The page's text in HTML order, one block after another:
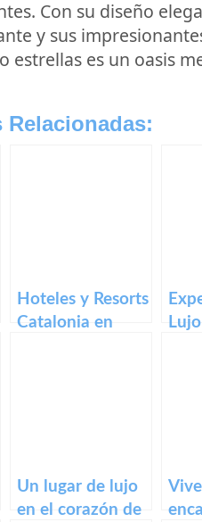
Con su diseño
y sus
estrellas es un oasis
Hoteles y Resorts
Catalonia en
Un lugar de lujo
en el corazón de